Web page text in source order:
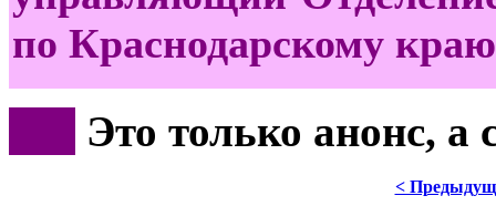
по Краснодарскому краю
Это только анонс,
<